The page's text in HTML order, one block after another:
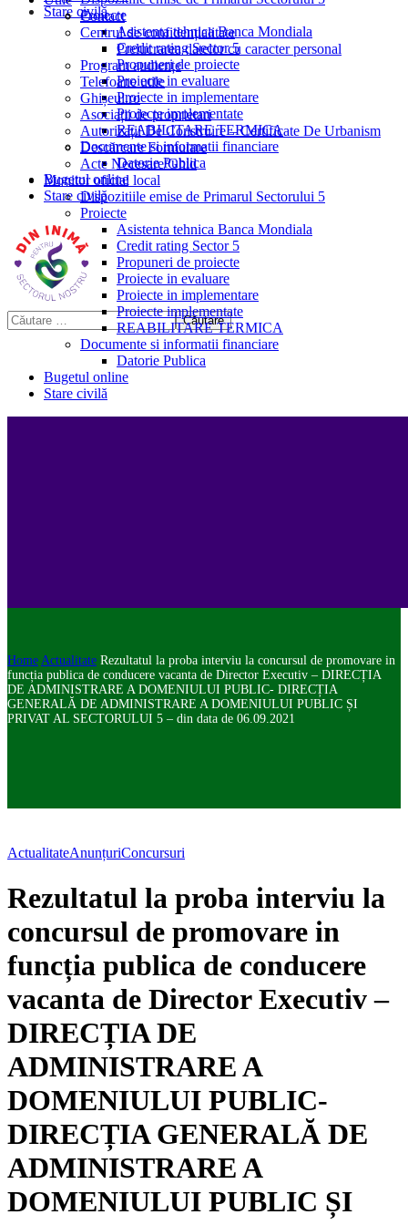
Stare civilă
Proiecte
Asistenta tehnica Banca Mondiala
Credit rating Sector 5
Propuneri de proiecte
Proiecte in evaluare
Proiecte in implementare
Proiecte implementate
REABILITARE TERMICA
Documente si informatii financiare
Datorie Publica
Bugetul online
Stare civilă
Contact
Centrul de confidențialitate
Prelucrarea datelor cu caracter personal
Program audiențe
Telefoane utile
Ghișeul.ro
Asociații de proprietari
Autorizații De Construire – Certificate De Urbanism
Descărcare Formulare
Acte Necesare/Ghid
Monitor oficial local
Dispozitiile emise de Primarul Sectorului 5
Proiecte
Asistenta tehnica Banca Mondiala
Credit rating Sector 5
Propuneri de proiecte
Proiecte in evaluare
Proiecte in implementare
Proiecte implementate
REABILITARE TERMICA
Documente si informatii financiare
Datorie Publica
Bugetul online
Stare civilă
Home Actualitate Rezultatul la proba interviu la concursul de promovare in
funcția publica de conducere vacanta de Director Executiv – DIRECȚIA
DE ADMINISTRARE A DOMENIULUI PUBLIC- DIRECȚIA
GENERALĂ DE ADMINISTRARE A DOMENIULUI PUBLIC ȘI
PRIVAT AL SECTORULUI 5 – din data de 06.09.2021
ActualitateAnunțuriConcursuri
Rezultatul la proba interviu la
concursul de promovare in
funcția publica de conducere
vacanta de Director Executiv –
DIRECȚIA DE
ADMINISTRARE A
DOMENIULUI PUBLIC-
DIRECȚIA GENERALĂ DE
ADMINISTRARE A
DOMENIULUI PUBLIC ȘI